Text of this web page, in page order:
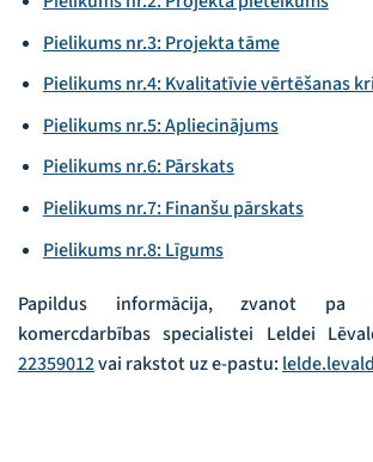
Pielikums nr.3: Projekta tāme
Pielikums nr.4: Kvalitatīvie vērtēšanas
Pielikums nr.5: Apliecinājums
Pielikums nr.6: Pārskats
Pielikums nr.7: Finanšu pārskats
Pielikums nr.8: Līgums
Papildus informācija, zvanot pa
komercdarbības specialistei Leldei
22359012vai rakstot uz e-pastu: